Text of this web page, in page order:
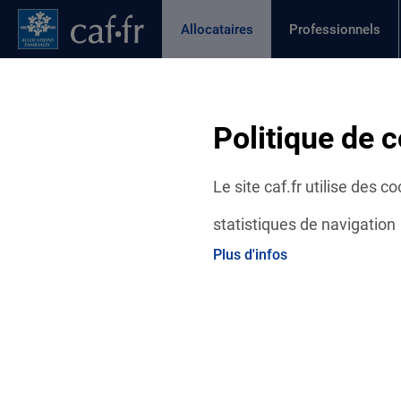
Politique de
Le site caf.fr utilise des
statistiques de navigation
Plus d'infos
Contenu principal
Pied de page
Allocataires
Page active
Professionnels
Actualités départementales